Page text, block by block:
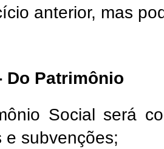
anterior, mas
Do Patrimônio
Social será
e subvenções;